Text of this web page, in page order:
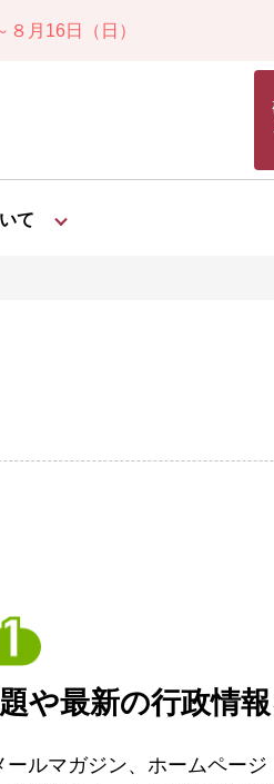
「介護付きホーム賠償責任保険」
て
や最新の行政情
ールマガジン、ホームペー